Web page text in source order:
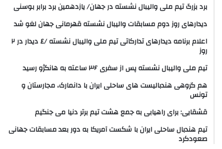
برد بزرگ تیم ملی والیبال نشسته در جهان/ یازدهمین برد برابر بوسنی
دیدارهای روز دوم مسابقات والیبال نشسته قهرمانی جهان لغو شد
اعلام برنامه دیدارهای تدارکاتی تیم ملی والیبال نشسته /٤ دیدار در ٢
روز
تیم ملی والیبال نشسته پس از سفری ۳۶ ساعته به هانگژو رسید
هم گروهی هندبالیست های ساحلی ایران با دانمارک، مجارستان و
تونس
قشقایی: برای راهیابی به جمع هشت تیم برتر دنیا می جنگیم
تیم هندبال ساحلی ایران با شکست آمریکا به دور بعد مسابقات جهانی
صعودکرد